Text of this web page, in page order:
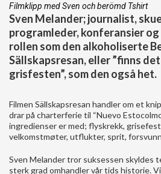
Filmklipp med Sven och berömd Tshirt
Sven Melander; journalist,
programleder, konferansier
rollen som den alkoholiserte
Sällskapsresan, eller ”finns
grisfesten”, som den også het.
Filmen Sällskapsresan handler om et
drar på charterferie til “Nuevo
ingredienser er med; flyskrekk,
velkomstmøter, utflukter, sprit,
Sven Melander tror suksessen skyldes
sterk grad omhandler vår tids historie.